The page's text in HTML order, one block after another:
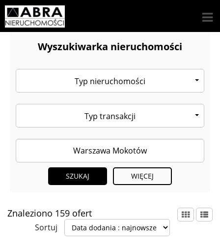
Wyszukiwarka nieruchomości
Typ nieruchomości
Typ transakcji
WIĘCEJ
Znaleziono 159 ofert
Sortuj